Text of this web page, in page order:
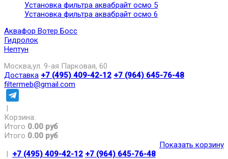
Установка фильтра аквабрайт осмо 5
Установка фильтра аквабрайт осмо 6
Аквафор Вотер Босс
Гидролок
Нептун
Москва,ул. 9-ая Парковая, 60
Доставка +7 (495) 409-42-12 +7 (964) 645-76-48
filtermeb@gmail.com
|
Корзина:
Итого 0.00 руб
Итого 0.00 руб
Показать корзину
| +7 (495) 409-42-12 +7 (964) 645-76-48